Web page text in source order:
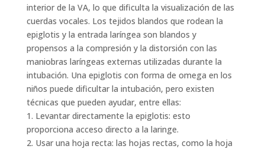
interior de la VA, lo que dificulta la visualización de las
cuerdas vocales. Los tejidos blandos que rodean la
epiglotis y la entrada laríngea son blandos y
propensos a la compresión y la distorsión con las
maniobras laríngeas externas utilizadas durante la
intubación. Una epiglotis con forma de omega en los
niños puede dificultar la intubación, pero existen
técnicas que pueden ayudar, entre ellas:
1. Levantar directamente la epiglotis: esto
proporciona acceso directo a la laringe.
2. Usar una hoja recta: las hojas rectas, como la hoja